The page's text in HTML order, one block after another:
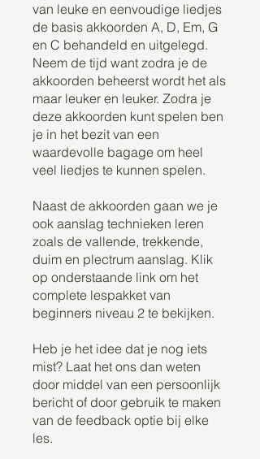
van leuke en eenvoudige liedjes
de basis akkoorden A, D, Em, G
en C behandeld en uitgelegd.
Neem de tijd want zodra je de
akkoorden beheerst wordt het als
maar leuker en leuker. Zodra je
deze akkoorden kunt spelen ben
je in het bezit van een
waardevolle bagage om heel
veel liedjes te kunnen spelen.
Naast de akkoorden gaan we je
ook aanslag technieken leren
zoals de vallende, trekkende,
duim en plectrum aanslag. Klik
op onderstaande link om het
complete lespakket van
beginners niveau 2 te bekijken.
Heb je het idee dat je nog iets
mist? Laat het ons dan weten
door middel van een persoonlijk
bericht of door gebruik te maken
van de feedback optie bij elke
les.